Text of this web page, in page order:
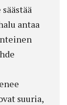
antaa
suuria,